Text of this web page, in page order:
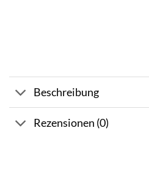
Beschreibung
Rezensionen (0)